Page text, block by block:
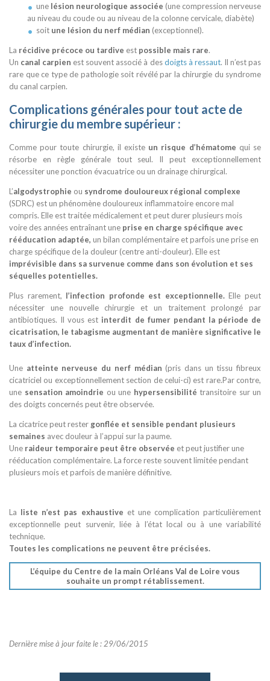
une lésion neurologique associée (une compression nerveuse
au niveau du coude ou au niveau de la colonne cervicale, diabète)
soit une lésion du nerf médian (exceptionnel).
La récidive précoce ou tardive est possible mais rare.
Un canal carpien est souvent associé à desdoigts à ressaut. Il n’est pas
rare que ce type de pathologie soit révélé par la chirurgie du syndrome
du canal carpien.
Complications générales pour tout acte de
chirurgie du membre supérieur :
Comme pour toute chirurgie, il existe un risque d’hématome qui se
résorbe en règle générale tout seul. Il peut exceptionnellement
nécessiter une ponction évacuatrice ou un drainage chirurgical.
L’algodystrophie ou syndrome douloureux régional complexe
(SDRC) est un phénomène douloureux inflammatoire encore mal
compris. Elle est traitée médicalement et peut durer plusieurs mois
voire des années entraînant une prise en charge spécifique avec
rééducation adaptée, un bilan complémentaire et parfois une prise en
charge spécifique de la douleur (centre anti-douleur). Elle est
imprévisible dans sa survenue comme dans son évolution et ses
séquelles potentielles.
Plus rarement, l’infection profonde est exceptionnelle.Elle peut
nécessiter une nouvelle chirurgie et un traitement prolongé par
antibiotiques. Il vous est interdit de fumer pendant la période de
cicatrisation, le tabagisme augmentant de manière significative le
taux d’infection.
Une atteinte nerveuse du nerf médian (pris dans un tissu fibreux
cicatriciel ou exceptionnellement section de celui-ci) est rare.Par contre,
une sensation amoindrie ou une hypersensibilité transitoire sur un
des doigts concernés peut être observée.
La cicatrice peut rester gonflée et sensible pendant plusieurs
semaines avec douleur à l’appui sur la paume.
Une raideur temporaire peut être observée et peut justifier une
rééducation complémentaire. La force reste souvent limitée pendant
plusieurs mois et parfois de manière définitive.
La liste n’est pas exhaustive et une complication particulièrement
exceptionnelle peut survenir, liée à l’état local ou à une variabilité
technique.
Toutes les complications ne peuvent être précisées.
L’équipe du Centre de la main Orléans Val de Loire vous
souhaite un prompt rétablissement.
Dernière mise à jour faite le : 29/06/2015